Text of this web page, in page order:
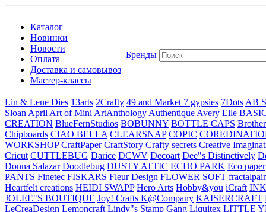
Каталог
Новинки
Новости
Оплата
Доставка и самовывоз
Мастер-классы
Бренды
Lin & Lene Dies 13arts 2Crafty 49 and Market 7 gypsies 7Dots AB
Sloan April Art of Mini ArtAnthology Authentique Avery Elle
CREATION BlueFernStudios BOBUNNY BOTTLE CAPS Brother
Chipboards CIAO BELLA CLEARSNAP COPIC
WORKSHOP CraftPaper CraftStory Crafty secrets Creative
Cricut CUTTLEBUG Darice DCWV Decoart Dee"s Distinctively
Donna Salazar Doodlebug DUSTY ATTIC ECHO PARK Eco paper
PANTS Finetec FISKARS Fleur Design FLOWER SOFT
Heartfelt creations HEIDI SWAPP Hero Arts Hobby&you iCraft
JOLEE"S BOUTIQUE Joy! Crafts K@Company KAISERCRAFT
LeCreaDesign Lemoncraft Lindy"s Stamp Gang Liquitex LITTLE